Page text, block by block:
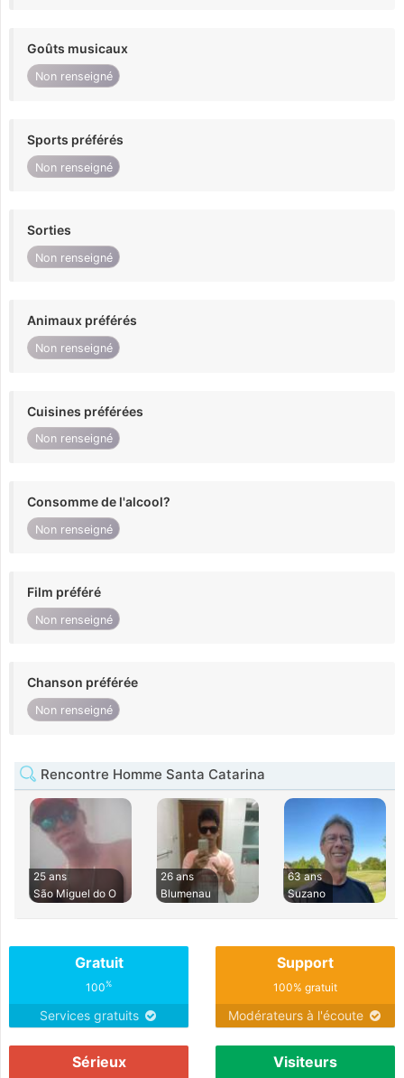
Goûts musicaux
Non renseigné
Sports préférés
Non renseigné
Sorties
Non renseigné
Animaux préférés
Non renseigné
Cuisines préférées
Non renseigné
Consomme de l'alcool?
Non renseigné
Film préféré
Non renseigné
Chanson préférée
Non renseigné
Rencontre Homme Santa Catarina
25 ans
São Miguel do O
26 ans
Blumenau
63 ans
Suzano
Gratuit
100%
Services gratuits
Support
100% gratuit
Modérateurs à l'écoute
Sérieux Visiteurs